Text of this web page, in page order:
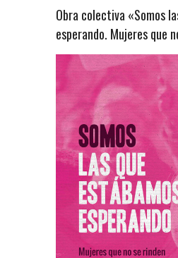
Obra colectiva «Somos
esperando. Mujeres que